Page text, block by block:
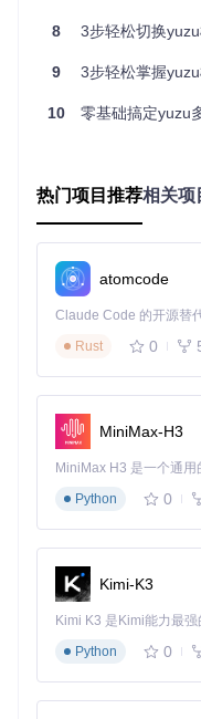
✅ 提示：Linux用户
续启动。
三、3步完成语言
启动yuzu后，通过以下
菜单栏：点击
快捷键：直接按下
3.2 选择目标语言
在设置窗口中：
选择需要的语言（
等10+种语言）
3.3 保存并重启生效
点击窗口底部的OK
此时会弹出重启提示
并重新启动模拟器。
四、新手常见误
原因：使用的模拟器版
8 3步轻松切换
9 3步轻松掌握yuzu模拟
10 零基础搞定yuzu多
热门项目推荐相关项
atomcode
Rust
0
MiniMax-H3
Python
0
Kimi-K3
Python
0